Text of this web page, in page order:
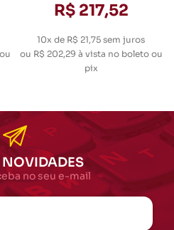
R$ 217,52
10x de R$ 21,75 sem juros
ou R$ 202,29 à vista no boleto ou
pix
NOVIDADES
no seu e-mail